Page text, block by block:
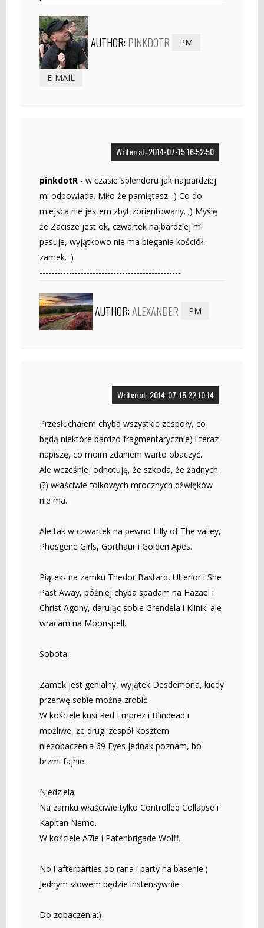
AUTHOR: PINKDOTR PM
E-MAIL
Writen at: 2014-07-15 16:52:50
pinkdotR - w czasie Splendoru jak najbardziej
mi odpowiada. Miło że pamiętasz. :) Co do
miejsca nie jestem zbyt zorientowany. ;) Myślę
że Zacisze jest ok, czwartek najbardziej mi
pasuje, wyjątkowo nie ma biegania kościół-
zamek. :)
------------------------------------------------
AUTHOR:ALEXANDER PM
Writen at: 2014-07-15 22:10:14
Przesłuchałem chyba wszystkie zespoły, co
będą niektóre bardzo fragmentarycznie) i teraz
napiszę, co moim zdaniem warto obaczyć.
Ale wcześniej odnotuję, że szkoda, że żadnych
(?) właściwie folkowych mrocznych dźwięków
nie ma.
Ale tak w czwartek na pewno Lilly of The valley,
Phosgene Girls, Gorthaur i Golden Apes.
Piątek- na zamku Thedor Bastard, Ulterior i She
Past Away, później chyba spadam na Hazael i
Christ Agony, darując sobie Grendela i Klinik. ale
wracam na Moonspell.
Sobota:
Zamek jest genialny, wyjątek Desdemona, kiedy
przerwę sobie można zrobić.
W kościele kusi Red Emprez i Blindead i
możliwe, że drugi zespół kosztem
niezobaczenia 69 Eyes jednak poznam, bo
brzmi fajnie.
Niedziela:
Na zamku właściwie tylko Controlled Collapse i
Kapitan Nemo.
W kościele A7ie i Patenbrigade Wolff.
No i afterparties do rana i party na basenie:)
Jednym słowem będzie instensywnie.
Do zobaczenia:)